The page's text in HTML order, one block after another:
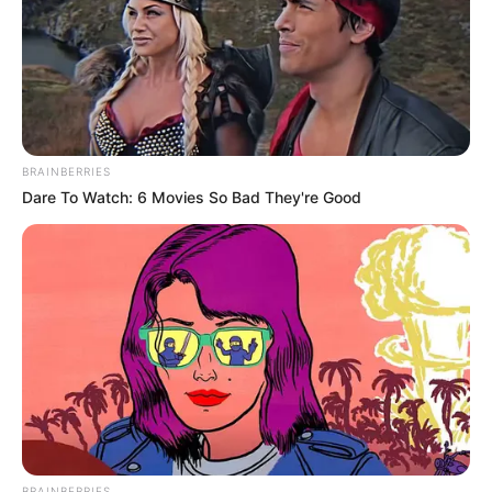
A lesão de Lula, foi localizada na prega vocal esquerda
diagnosticada no check-up realizado antes da viagem de Lula para
o Egito.
Durante a coletiva, Lula disse ainda que tem feito testes e, segundo
a fonoaudióloga que o acompanha, está melhorando.
BRAINBERRIES
Dare To Watch: 6 Movies So Bad They're Good